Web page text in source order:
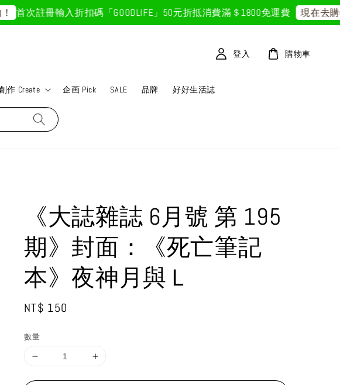
首次註冊輸入折扣碼「GOODLIFE」50元折抵消費滿＄1800免運費 現在去購物
作 Create 企画 Pick SALE 品牌 好好生活誌
登入 購物車
《大誌雜誌 6月號 第 195
期》封面：《死亡筆記
本》夜神月與Ｌ
Regular
NT$ 150
數量